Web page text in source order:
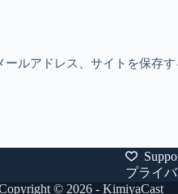
ルアドレス、サイトを保存す
プライ
© 2026 - KimiyaCast